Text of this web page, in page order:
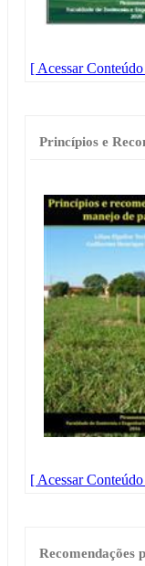
[ Acessar
Princípios e
[ Acessar
Recomendações